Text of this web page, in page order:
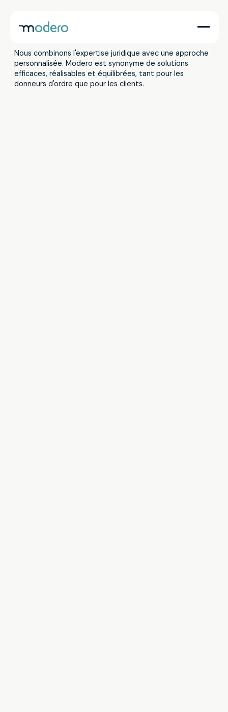
Votre partenaire en matière de santé financière
Nous combinons l'expertise juridique avec une approche
personnalisée. Modero est synonyme de solutions
efficaces, réalisables et équilibrées, tant pour les
donneurs d'ordre que pour les clients.